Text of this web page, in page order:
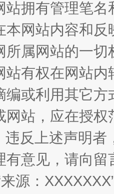
、白藏房 除
站拥有管理笔
本网站内容和
所属网站的一
站有权在网站
编或利用其它
网站，应在授
违反上述声明
有意见，请向
来源：